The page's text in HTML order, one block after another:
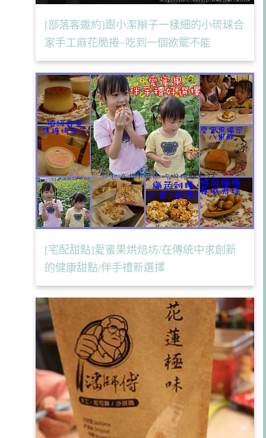
[部落客邀約]跟小潔辮子一樣細的小琉球合
家手工麻花脆捲~吃到一個欲罷不能
[宅配甜點]愛蜜果烘焙坊/在傳統中求創新
的健康甜點/伴手禮新選擇